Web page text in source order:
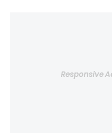
Responsive